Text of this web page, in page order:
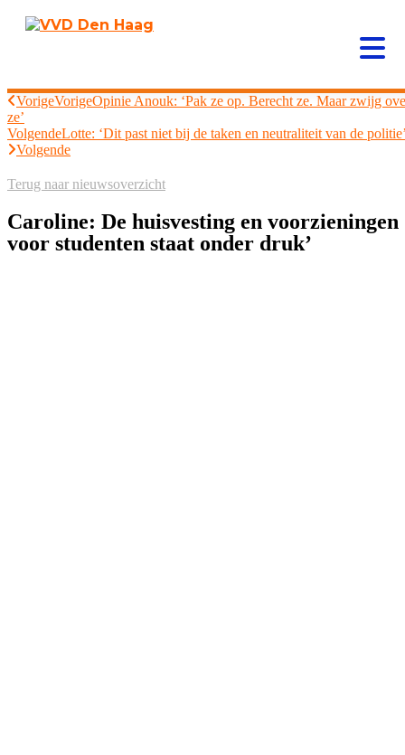
VorigeVorigeOpinie Anouk: ‘Pak ze op. Berecht ze. Maar zwijg
ze’
VolgendeLotte: ‘Dit past niet bij de taken en neutraliteit van de
Volgende
Terug naar nieuwsoverzicht
Caroline: De huisvesting en voorzieningen
voor studenten staat onder druk’